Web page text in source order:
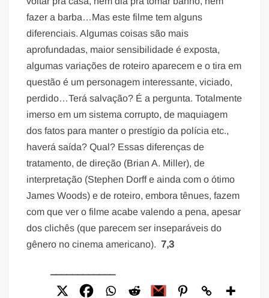
fazer a barba…Mas este filme tem alguns
diferenciais. Algumas coisas são mais
aprofundadas, maior sensibilidade é exposta,
algumas variações de roteiro aparecem e o tira em
questão é um personagem interessante, viciado,
perdido…Terá salvação? É a pergunta. Totalmente
imerso em um sistema corrupto, de maquiagem
dos fatos para manter o prestígio da polícia etc.,
haverá saída? Qual? Essas diferenças de
tratamento, de direção (Brian A. Miller), de
interpretação (Stephen Dorff e ainda com o ótimo
James Woods) e de roteiro, embora tênues, fazem
com que ver o filme acabe valendo a pena, apesar
dos clichês (que parecem ser inseparáveis do
gênero no cinema americano).7,3